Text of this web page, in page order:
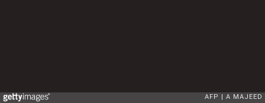
AFP A MAJEED